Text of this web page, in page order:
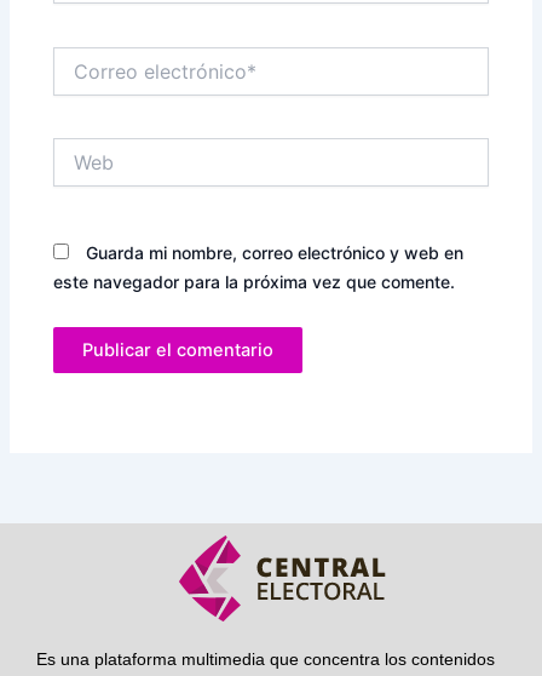
electrónico*
Guarda mi nombre, correo electrónico y web en
este navegador para la próxima vez que comente.
Es una plataforma multimedia que concentra los contenidos